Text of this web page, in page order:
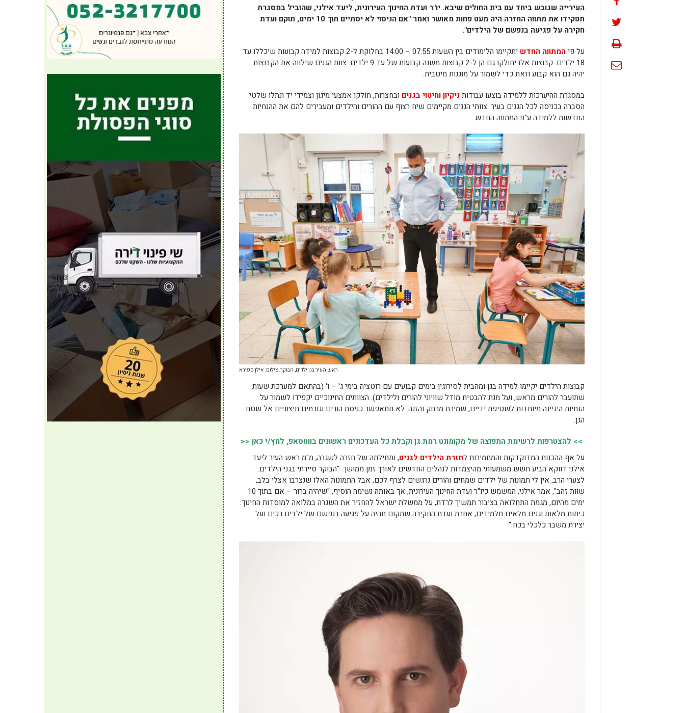
העירייה שגובש ביחד עם בית החולים שיבא. יו"ר ועדת החינוך העירונית, ליעד אילני, שהוביל במסגרת
תפקידו את מתווה החזרה היה מעט פחות מאושר ואמר "אם הניסוי לא יסתיים תוך 10 ימים, תוקם ועדת
חקירה על פגיעה בנפשם של הילדים".
על פיהמתווה החדש
יתקיימו הלימודים בין השעות 07:55 – 14:00 בחלוקת ל-2 קבוצות למידה קבועות שיכללו עד
18 ילדים. קבוצות אלו יחולקו גם הן ל-2 קבוצות משנה קבועות של עד 9 ילדים. צוות הגנים שילווה את הקבוצות
יהיה גם הוא קבוע וזאת כדי לשמור על מוגנות מיטבית.
במסגרת ההיערכות ללמידה בוצעו עבודותניקיון וחיטוי בגנים ובחצרות, חולקו אמצעי מיגון וצמידי יד ונתלו שלטי
הסברה בכניסה לכל הגנים בעיר. צוותי הגנים מקיימים שיח רצוף עם ההורים והילדים ומעבירים להם את ההנחיות
החדשות ללמידה ע"פ המתווה החדש.
ראש העיר בגן ילדים, הבוקר. צילום: אילן ספירא
קבוצות הילדים יקיימו למידה בגן ומהבית לסירוגין בימים קבועים עם רוטציה בימי ג' – ו' (בהתאם למערכת שעות
שתועבר להורים מראש, ועל מנת להבטיח מודל שוויוני להורים ולילדים). הצוותים החינוכיים יקפידו לשמור על
הנחיות היגיינה מיוחדות לשטיפת ידיים, שמירת מרחק והזנה. לא תתאפשר כניסת הורים וגורמים חיצוניים אל שטח
הגן.
>> להצטרפות לרשימת התפוצה של מקומונט רמת גן וקבלת כל העדכונים ראשונים בווטסאפ, לחץ/י כאן <<
על אף ההכנות המדוקדקות והמחמירות לחזרת הילדים לגנים, ותחילתה של חזרה לשגרה, מ"מ ראש העיר ליעד
אילני דווקא הביע חשש משמעותי מהיצמדות לנהלים החדשים לאורך זמן ממושך. "הבוקר סיירתי בגני הילדים.
לצערי הרב, אין לי תמונות של ילדים שמחים והורים נרגשים לצרף לכם, אבל התמונות האלו שנצרבו אצלי בלב,
שוות זהב", אמר אילני, המשמש כיו"ר ועדת החינוך העירונית, אך באותה נשימה הוסיף, "שיהיה ברור – אם בתוך 10
ימים מהיום, מגמת התחלואה בציבור תמשיך לרדת, על ממשלת ישראל להחזיר את השגרה במלואה למוסדות החינוך:
כיתות מלאות וגנים מלאים תלמידים, אחרת ועדת החקירה שתקום תהיה על פגיעה בנפשם של ילדים רכים ועל
יצירת משבר כלכלי בכח."